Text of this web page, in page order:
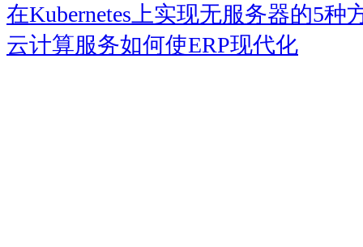
在Kubernetes上实现无服务器的5种
云计算服务如何使ERP现代化